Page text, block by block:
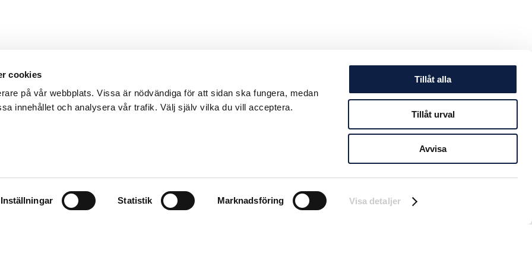
cookies
på vår webbplats. Vissa är nödvändiga för att sidan ska fungera, medan
innehållet och analysera vår trafik. Välj själv vilka du vill acceptera.
Inställningar Statistik Marknadsföring Visa detaljer
Tillåt alla
Tillåt urval
Avvisa